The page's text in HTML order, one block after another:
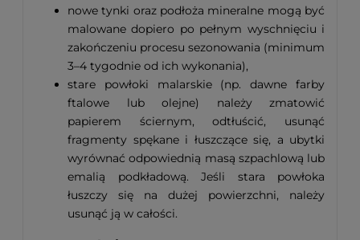
nowe tynki oraz podłoża mineralne mogą być
malowane dopiero po pełnym wyschnięciu i
zakończeniu procesu sezonowania (minimum
3–4 tygodnie od ich wykonania),
stare powłoki malarskie (np. dawne farby
ftalowe lub olejne) należy zmatowić
papierem ściernym, odtłuścić, usunąć
fragmenty spękane i łuszczące się, a ubytki
wyrównać odpowiednią masą szpachlową lub
emalią podkładową. Jeśli stara powłoka
łuszczy się na dużej powierzchni, należy
usunąć ją w całości.